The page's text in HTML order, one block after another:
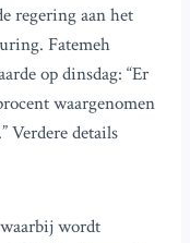
regering aan het
Fatemeh
op dinsdag: “Er
waargenomen
Verdere details
wordt